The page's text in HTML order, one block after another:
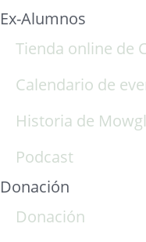
Ex-Alumnos
Tienda online de
Calendario de
Historia de
Podcast
Donación
Donación